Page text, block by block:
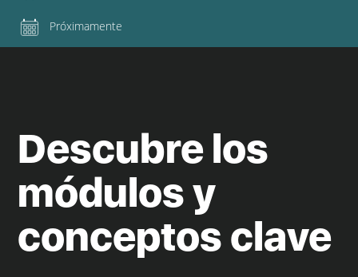
Próximamente
Descubre los
módulos y
conceptos clave